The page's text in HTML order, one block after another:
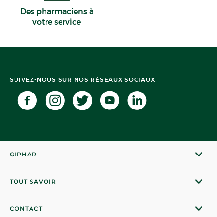
Des pharmaciens à
votre service
SUIVEZ-NOUS SUR NOS RÉSEAUX SOCIAUX
GIPHAR
TOUT SAVOIR
CONTACT